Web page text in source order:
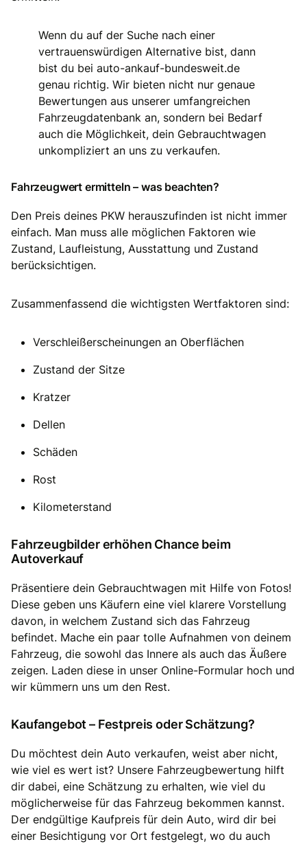
Wenn du auf der Suche nach einer
vertrauenswürdigen Alternative bist, dann
bist du bei auto-ankauf-bundesweit.de
genau richtig. Wir bieten nicht nur genaue
Bewertungen aus unserer umfangreichen
Fahrzeugdatenbank an, sondern bei Bedarf
auch die Möglichkeit, dein Gebrauchtwagen
unkompliziert an uns zu verkaufen.
Fahrzeugwert ermitteln – was beachten?
Den Preis deines PKW herauszufinden ist nicht immer
einfach. Man muss alle möglichen Faktoren wie
Zustand, Laufleistung, Ausstattung und Zustand
berücksichtigen.
Zusammenfassend die wichtigsten Wertfaktoren sind:
Verschleißerscheinungen an Oberflächen
Zustand der Sitze
Kratzer
Dellen
Schäden
Rost
Kilometerstand
Fahrzeugbilder erhöhen Chance beim
Autoverkauf
Präsentiere dein Gebrauchtwagen mit Hilfe von Fotos!
Diese geben uns Käufern eine viel klarere Vorstellung
davon, in welchem Zustand sich das Fahrzeug
befindet. Mache ein paar tolle Aufnahmen von deinem
Fahrzeug, die sowohl das Innere als auch das Äußere
zeigen. Laden diese in unser Online-Formular hoch und
wir kümmern uns um den Rest.
Kaufangebot – Festpreis oder Schätzung?
Du möchtest dein Auto verkaufen, weist aber nicht,
wie viel es wert ist? Unsere Fahrzeugbewertung hilft
dir dabei, eine Schätzung zu erhalten, wie viel du
möglicherweise für das Fahrzeug bekommen kannst.
Der endgültige Kaufpreis für dein Auto, wird dir bei
einer Besichtigung vor Ort festgelegt, wo du auch